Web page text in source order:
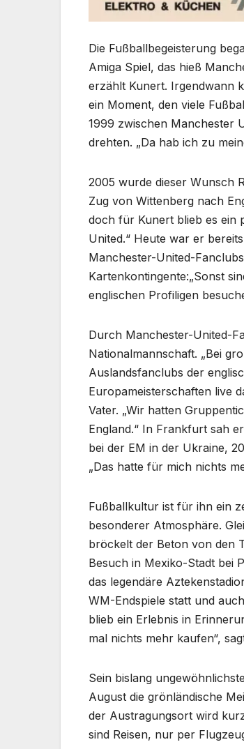
Die Fußballbegeisterung
Amiga Spiel, das hieß
erzählt Kunert. Irgendwann
ein Moment, den viele
1999 zwischen Manchester
drehten. „Da hab ich zu
2005 wurde dieser Wunsch
Zug von Wittenberg nach
doch für Kunert blieb es ein
United.“ Heute war er
Manchester-United-
Kartenkontingente:„Sonst
englischen Profiligen
Durch Manchester-United-
Nationalmannschaft. „Bei
Auslandsfanclubs der
Europameisterschaften live
Vater. „Wir hatten
England.“ In Frankfurt sah
bei der EM in der Ukraine,
„Das hatte für mich nichts
Fußballkultur ist für ihn ein
besonderer Atmosphäre.
bröckelt der Beton von den
Besuch in Mexiko-Stadt bei
das legendäre
WM-Endspiele statt und
blieb ein Erlebnis in
mal nichts mehr kaufen“,
Sein bislang
August die grönländische
der Austragungsort wird
sind Reisen, nur per